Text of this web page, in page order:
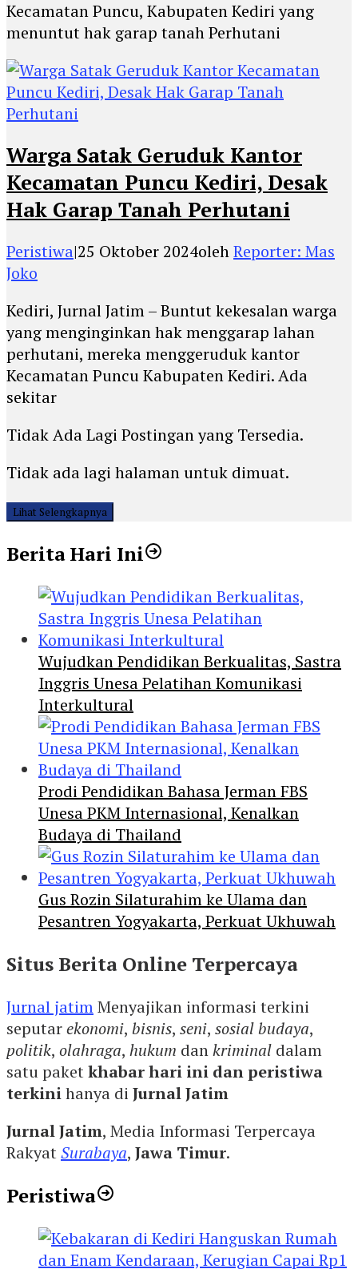
Kecamatan Puncu, Kabupaten Kediri yang
menuntut hak garap tanah Perhutani
Warga Satak Geruduk Kantor
Kecamatan Puncu Kediri, Desak
Hak Garap Tanah Perhutani
Peristiwa|25 Oktober 2024olehReporter: Mas
Joko
Kediri, Jurnal Jatim – Buntut kekesalan warga
yang menginginkan hak menggarap lahan
perhutani, mereka menggeruduk kantor
Kecamatan Puncu Kabupaten Kediri. Ada
sekitar
Tidak Ada Lagi Postingan yang Tersedia.
Tidak ada lagi halaman untuk dimuat.
Lihat Selengkapnya
Berita Hari Ini
Wujudkan Pendidikan Berkualitas, Sastra
Inggris Unesa Pelatihan Komunikasi
Interkultural
Prodi Pendidikan Bahasa Jerman FBS
Unesa PKM Internasional, Kenalkan
Budaya di Thailand
Gus Rozin Silaturahim ke Ulama dan
Pesantren Yogyakarta, Perkuat Ukhuwah
Situs Berita Online Terpercaya
Jurnal jatimMenyajikan informasi terkini
seputarekonomi, bisnis, seni, sosial budaya,
politik, olahraga, hukum dankriminal dalam
satu paketkhabar hari ini dan peristiwa
terkinihanya di Jurnal Jatim
Jurnal Jatim, Media Informasi Terpercaya
RakyatSurabaya, Jawa Timur.
Peristiwa